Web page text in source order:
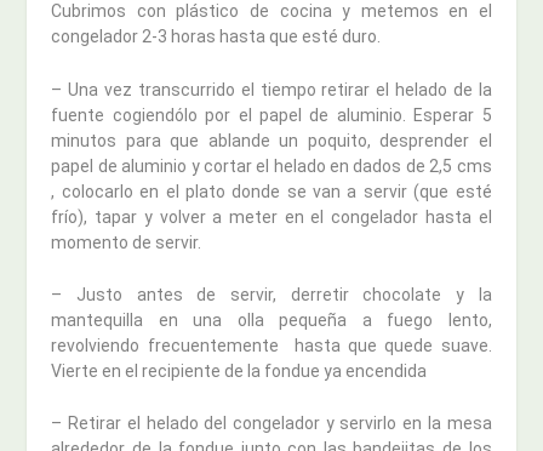
Cubrimos con plástico de cocina y metemos en el
congelador 2-3 horas hasta que esté duro.
– Una vez transcurrido el tiempo retirar el helado de la
fuente cogiendólo por el papel de aluminio. Esperar 5
minutos para que ablande un poquito, desprender el
papel de aluminio y cortar el helado en dados de 2,5 cms
, colocarlo en el plato donde se van a servir (que esté
frío), tapar y volver a meter en el congelador hasta el
momento de servir.
– Justo antes de servir, derretir chocolate y la
mantequilla en una olla pequeña a fuego lento,
revolviendo frecuentemente hasta que quede suave.
Vierte en el recipiente de la fondue ya encendida
– Retirar el helado del congelador y servirlo en la mesa